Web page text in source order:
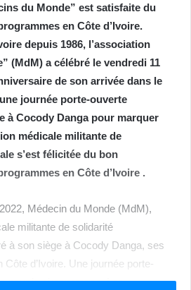
du Monde” est satisfaite du
en Côte d’Ivoire.
depuis 1986, l’association
(MdM) a célébré le vendredi 11
de son arrivée dans le
journée porte-ouverte
à Cocody Danga pour marquer
médicale militante de
s’est félicitée du bon
en Côte d’Ivoire .
Médecin du Monde (MdM),
militante de solidarité
à son siège à Cocody Danga, ses
d’Ivoire. Une journée porte-
pour la circonstance. Les